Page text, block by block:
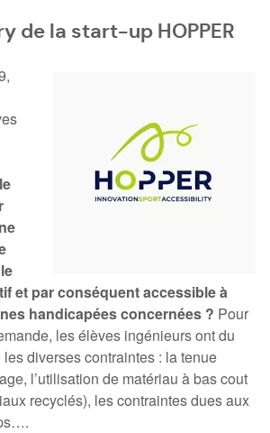
de la start-up HOPPER
et par conséquent accessible à
handicapées concernées ? Pour
les élèves ingénieurs ont du
diverses contraintes : la tenue
l’utilisation de matériau à bas cout
recyclés), les contraintes dues aux